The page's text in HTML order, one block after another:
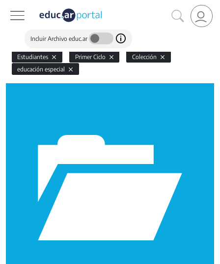
Incluir Archivo educ.ar
Estudiantes Primer Ciclo
Colección
educación especial